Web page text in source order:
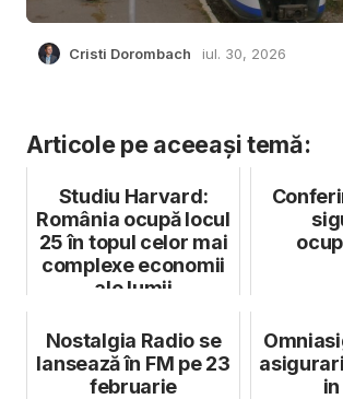
Cristi Dorombach iul. 30, 2026
Articole pe aceeași temă:
Studiu Harvard:
România ocupă locul
25 în topul celor mai
complexe economii
ale lumii
Nostalgia Radio se
lansează în FM pe 23
februarie